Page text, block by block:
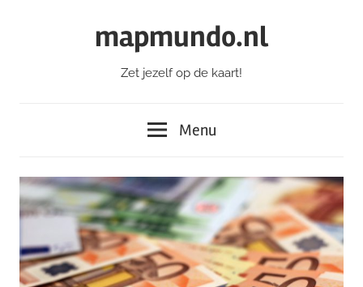
mapmundo.nl
Zet jezelf op de kaart!
Menu